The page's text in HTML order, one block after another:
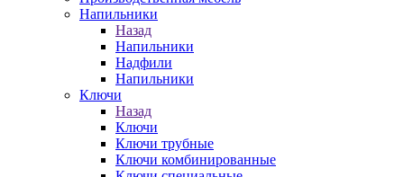
Напильники
Назад
Напильники
Надфили
Напильники
Ключи
Назад
Ключи
Ключи трубные
Ключи комбинированные